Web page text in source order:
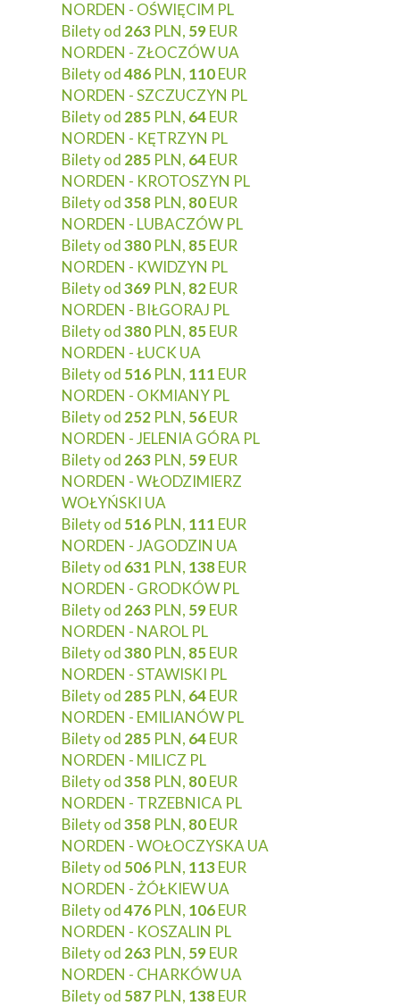
NORDEN - OŚWIĘCIM PL
Bilety od 263 PLN, 59EUR
NORDEN - ZŁOCZÓW UA
Bilety od486 PLN, 110EUR
NORDEN - SZCZUCZYN PL
Bilety od 285 PLN, 64EUR
NORDEN - KĘTRZYN PL
Bilety od 285 PLN, 64EUR
NORDEN - KROTOSZYN PL
Bilety od358 PLN, 80EUR
NORDEN - LUBACZÓW PL
Bilety od380 PLN, 85EUR
NORDEN - KWIDZYN PL
Bilety od369 PLN, 82EUR
NORDEN - BIŁGORAJ PL
Bilety od380 PLN, 85EUR
NORDEN - ŁUCK UA
Bilety od 516 PLN, 111 EUR
NORDEN - OKMIANY PL
Bilety od 252 PLN, 56EUR
NORDEN - JELENIA GÓRA PL
Bilety od 263 PLN, 59EUR
NORDEN - WŁODZIMIERZ
WOŁYŃSKI UA
Bilety od 516 PLN, 111 EUR
NORDEN - JAGODZIN UA
Bilety od 631 PLN, 138EUR
NORDEN - GRODKÓW PL
Bilety od 263 PLN, 59EUR
NORDEN - NAROL PL
Bilety od380 PLN, 85EUR
NORDEN - STAWISKI PL
Bilety od 285 PLN, 64EUR
NORDEN - EMILIANÓW PL
Bilety od 285 PLN, 64EUR
NORDEN - MILICZ PL
Bilety od358 PLN, 80EUR
NORDEN - TRZEBNICA PL
Bilety od358 PLN, 80EUR
NORDEN - WOŁOCZYSKA UA
Bilety od 506 PLN, 113EUR
NORDEN - ŻÓŁKIEW UA
Bilety od476 PLN, 106EUR
NORDEN - KOSZALIN PL
Bilety od 263 PLN, 59EUR
NORDEN - CHARKÓW UA
Bilety od 587 PLN, 138EUR